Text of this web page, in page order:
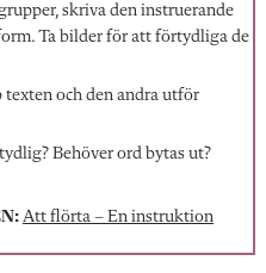
skriva den instruerande
Ta bilder för att förtydliga de
texten och den andra utför
Behöver ord bytas ut?
Att flörta – En instruktion